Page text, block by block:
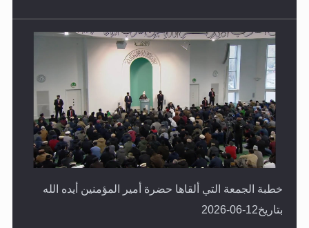
خطبة الجمعة التي ألقاها حضرة أمير المؤمنين أيده الله
بتاريخ12-06-2026